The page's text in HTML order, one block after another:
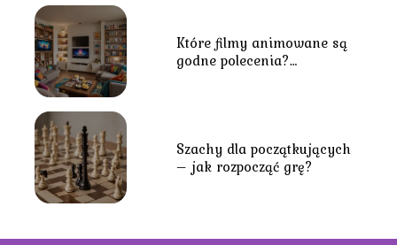
Które filmy animowane są
godne polecenia?
Szachy dla początkujących
– jak rozpocząć grę?